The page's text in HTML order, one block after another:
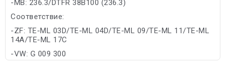
-MB: 236.3/DTFR 38B100 (236.3)
Соответствие:
-ZF: TE-ML 03D/TE-ML 04D/TE-ML 09/TE-ML 11/TE-ML
14A/TE-ML 17C
-VW: G 009 300